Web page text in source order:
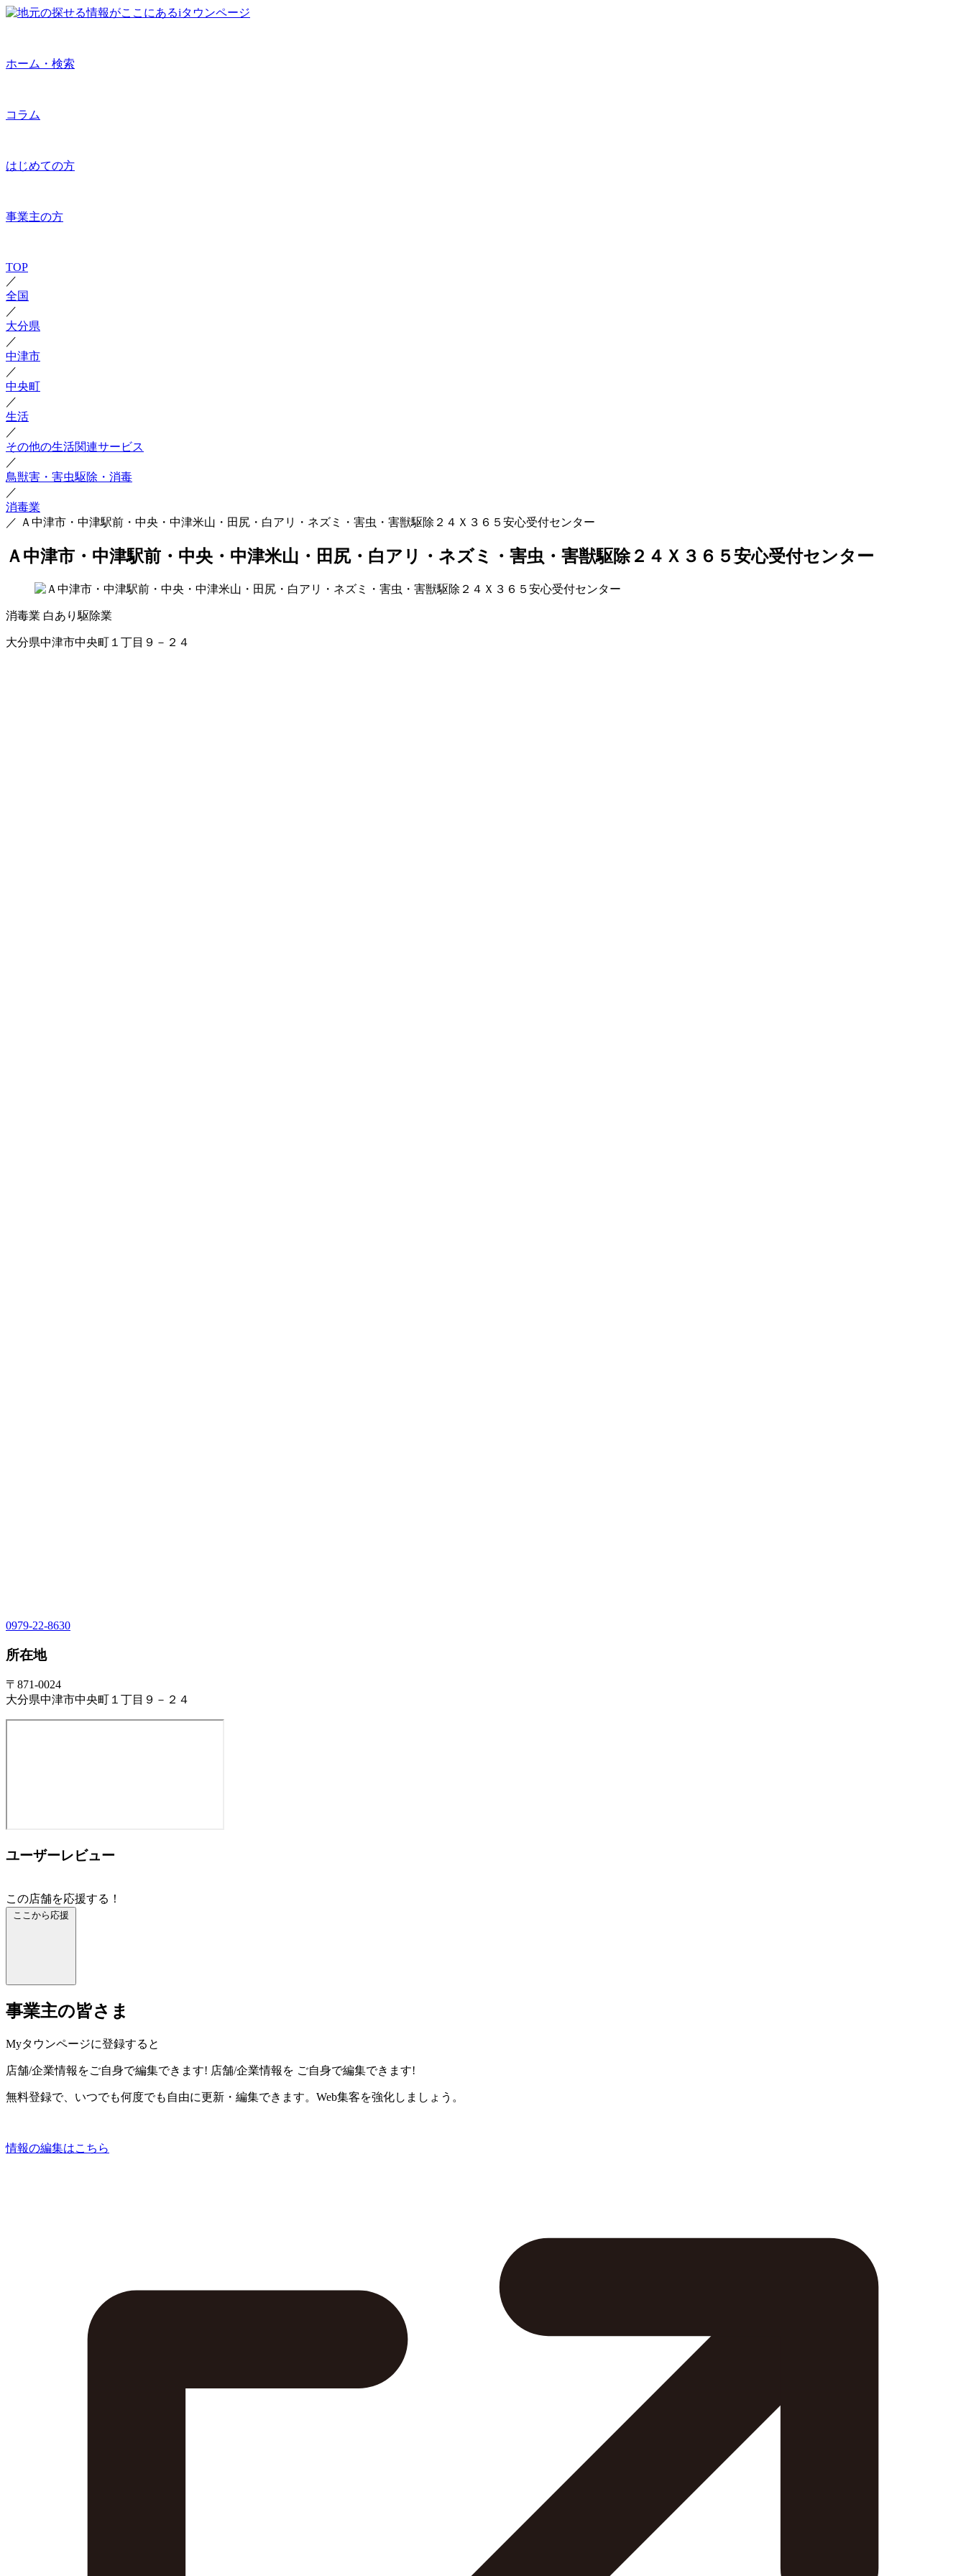
ホーム・検索
コラム
はじめての方
事業主の方
TOP
／
全国
／
大分県
／
中津市
／
中央町
／
生活
／
その他の生活関連サービス
／
鳥獣害・害虫駆除・消毒
／
消毒業
／ Ａ中津市・中津駅前・中央・中津米山・田尻・白アリ・ネズミ・害虫・害獣駆除２４Ｘ３６５安心受付センター
Ａ中津市・中津駅前・中央・中津米山・田尻・白アリ・ネズミ・害虫・害獣駆除２４Ｘ３６５安心受付センター
消毒業 白あり駆除業
大分県中津市中央町１丁目９－２４
0979-22-8630
所在地
〒871-0024
大分県中津市中央町１丁目９－２４
ユーザーレビュー
この店舗を応援する！
ここから応援
事業主の皆さま
Myタウンページに登録すると
店舗/企業情報をご自身で編集できます! 店舗/企業情報を ご自身で編集できます!
無料登録で、いつでも何度でも自由に更新・編集できます。Web集客を強化しましょう。
情報の編集はこちら